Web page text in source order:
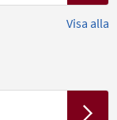
Visa alla